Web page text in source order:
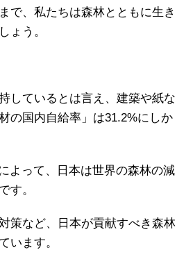
で、私たちは森林とともに生き
ょう。
しているとは言え、建築や紙な
の国内自給率」は31.2%にしか
よって、日本は世界の森林の減
す。
策など、日本が貢献すべき森林
います。